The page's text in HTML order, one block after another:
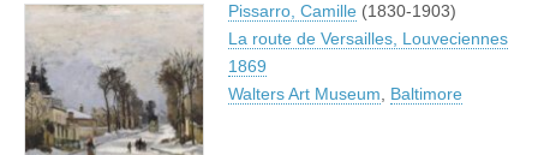
Pissarro, Camille (1830-1903)
La route de Versailles, Louveciennes
1869
Walters Art Museum, Baltimore